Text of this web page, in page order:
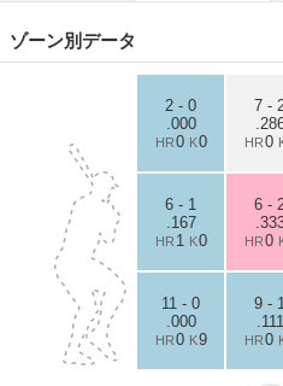
ゾーン別データ
2 - 0
.000
HR0 K0
7 -
HR0
6 - 1
.167
HR 1 K0
6 -
HR0
11 - 0
.000
HR0 K9
9 - 1
.111
HR0